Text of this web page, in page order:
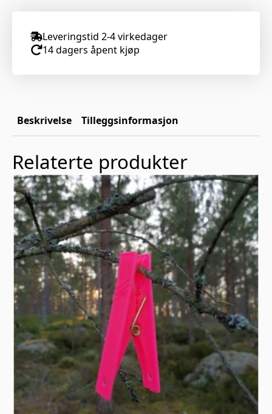
Leveringstid 2-4 virkedager
14 dagers åpent kjøp
Beskrivelse Tilleggsinformasjon
Relaterte produkter